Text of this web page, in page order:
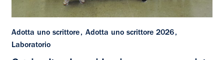
Adotta uno scrittore
Adotta uno scrittore 2026
Laboratorio